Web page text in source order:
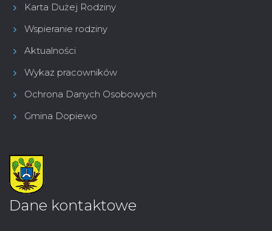
Karta Dużej Rodziny
Wspieranie rodziny
Aktualności
Wykaz pracowników
Ochrona Danych Osobowych
Gmina Dopiewo
Dane kontaktowe